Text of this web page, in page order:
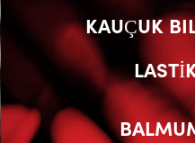
KAUÇUK